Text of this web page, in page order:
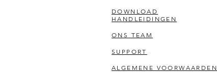
DOWNLOAD
HANDLEIDINGEN
ONS TEAM
SUPPORT
ALGEMENE VOORWAARDEN